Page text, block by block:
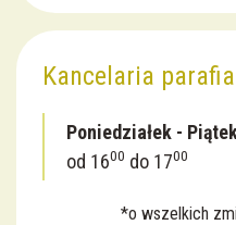
Kancelaria
Poniedziałek -
od 1600 do 1700
*o wszelkich